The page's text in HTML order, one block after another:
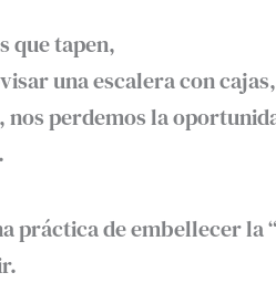
que tapen,
una escalera con
nos perdemos la
práctica de embellecer la